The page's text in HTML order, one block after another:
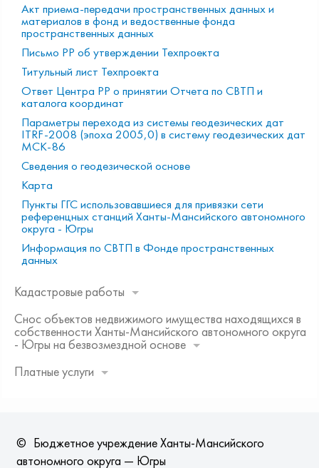
Акт приема-передачи пространственных данных и
материалов в фонд и ведоственные фонда
пространственных данных
Письмо РР об утверждении Техпроекта
Титульный лист Техпроекта
Ответ Центра РР о принятии Отчета по СВТП и
каталога координат
Параметры перехода из системы геодезических дат
ITRF-2008 (эпоха 2005,0) в систему геодезических дат
МСК-86
Сведения о геодезической основе
Карта
Пункты ГГС использовавшиеся для привязки сети
референцных станций Ханты-Мансийского автономного
округа - Югры
Информация по СВТП в Фонде пространственных
данных
Кадастровые работы
Снос объектов недвижимого имущества находящихся в
собственности Ханты-Мансийского автономного округа
- Югры на безвозмездной основе
Платные услуги
© Бюджетное учреждение Ханты-Мансийского
автономного округа — Югры